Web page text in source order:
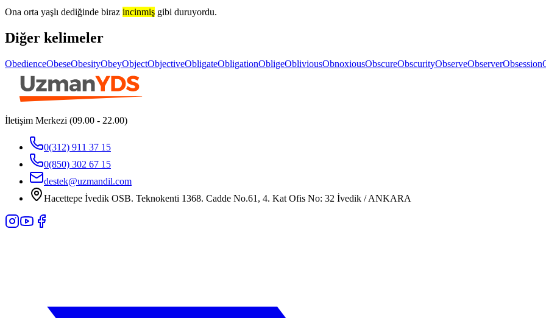
Ona orta yaşlı dediğinde biraz incinmiş gibi duruyordu.
Diğer kelimeler
ObedienceObeseObesityObeyObjectObjectiveObligateObligationObligeObliviousObnoxiousObscureObscurityObserveObserverObsession
İletişim Merkezi (09.00 - 22.00)
0(312) 911 37 15
0(850) 302 67 15
destek@uzmandil.com
Hacettepe İvedik OSB. Teknokenti 1368. Cadde No.61, 4. Kat Ofis No: 32 İvedik / ANKARA